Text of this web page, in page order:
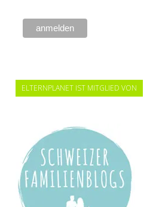
ELTERNPLANET IST MITGLIED VON